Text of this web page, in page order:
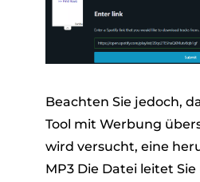
Beachten Sie jedoch,
Tool mit Werbung
wird versucht, eine
MP3 Die Datei leitet